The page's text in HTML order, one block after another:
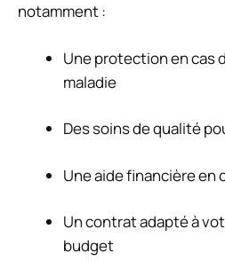
notamment :
Une protection en cas
maladie
Des soins de qualité
Une aide financière en
Un contrat adapté à
budget